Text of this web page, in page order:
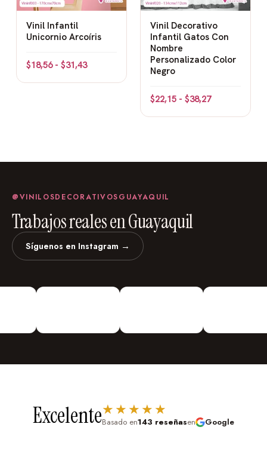
Vinil Infantil
Unicornio Arcoíris
$18,56 - $31,43
Vinil Decorativo
Infantil Gatos Con
Nombre
Personalizado Color
Negro
$22,15 - $38,27
@VINILOSDECORATIVOSGUAYAQUIL
Trabajos reales en Guayaquil
Síguenos en Instagram →
Decorativos De todo Tipo!
Urdesa Central Guayacanes entre
Excelente★★★★★
Basado en143 reseñasen Google